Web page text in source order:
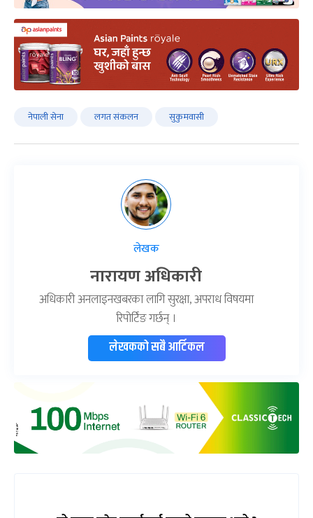
नेपाली सेना लगत संकलन सुकुमवासी
लेखक
नारायण अधिकारी
अधिकारी अनलाइनखबरका लागि सुरक्षा, अपराध विषयमा
रिपोर्टिङ गर्छन् ।
लेखकको सबै आर्टिकल